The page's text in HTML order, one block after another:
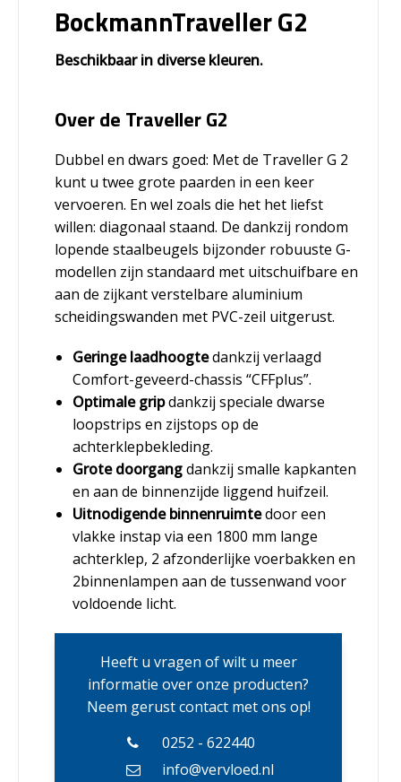
BockmannTraveller G2
Beschikbaar in diverse kleuren.
Over de Traveller G2
Dubbel en dwars goed: Met de Traveller G 2
kunt u twee grote paarden in een keer
vervoeren. En wel zoals die het het liefst
willen: diagonaal staand. De dankzij rondom
lopende staalbeugels bijzonder robuuste G-
modellen zijn standaard met uitschuifbare en
aan de zijkant verstelbare aluminium
scheidingswanden met PVC-zeil uitgerust.
Geringe laadhoogtedankzij verlaagd
Comfort-geveerd-chassis “CFFplus”.
Optimale gripdankzij speciale dwarse
loopstrips en zijstops op de
achterklepbekleding.
Grote doorgangdankzij smalle kapkanten
en aan de binnenzijde liggend huifzeil.
Uitnodigende binnenruimtedoor een
vlakke instap via een 1800 mm lange
achterklep, 2 afzonderlijke voerbakken en
2binnenlampen aan de tussenwand voor
voldoende licht.
Heeft u vragen of wilt u meer
informatie over onze producten?
Neem gerust contact met ons op!
0252 - 622440
info@vervloed.nl